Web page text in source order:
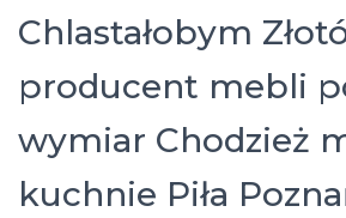
Chlastałobym
producent mebli
wymiar Chodzież
kuchnie Piła